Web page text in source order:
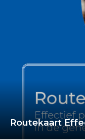
Routekaart